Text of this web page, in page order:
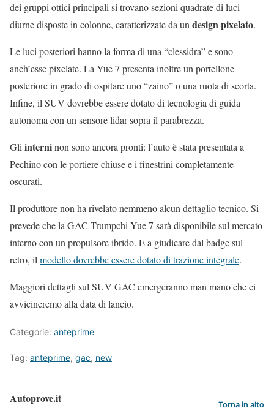
dei gruppi ottici principali si trovano sezioni quadrate di luci
diurne disposte in colonne, caratterizzate da un design pixelato.
Le luci posteriori hanno la forma di una “clessidra” e sono
anch’esse pixelate. La Yue 7 presenta inoltre un portellone
posteriore in grado di ospitare uno “zaino” o una ruota di scorta.
Infine, il SUV dovrebbe essere dotato di tecnologia di guida
autonoma con un sensore lidar sopra il parabrezza.
Gli interninon sono ancora pronti: l’auto è stata presentata a
Pechino con le portiere chiuse e i finestrini completamente
oscurati.
Il produttore non ha rivelato nemmeno alcun dettaglio tecnico. Si
prevede che la GAC Trumpchi Yue 7 sarà disponibile sul mercato
interno con un propulsore ibrido. E a giudicare dal badge sul
retro, il modello dovrebbe essere dotato di trazione integrale.
Maggiori dettagli sul SUV GAC emergeranno man mano che ci
avvicineremo alla data di lancio.
Categorie: anteprime
Tag: anteprime, gac, new
Autoprove.it Torna in alto